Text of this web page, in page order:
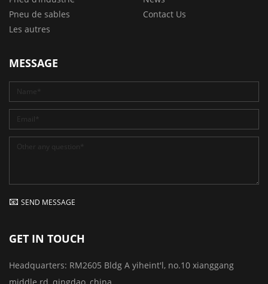
Pneu de sables
Les autres
Contact Us
MESSAGE
SEND MESSAGE
GET IN TOUCH
Headquarters: RM2605 Bldg A yiheint'l, no.10 xianggang